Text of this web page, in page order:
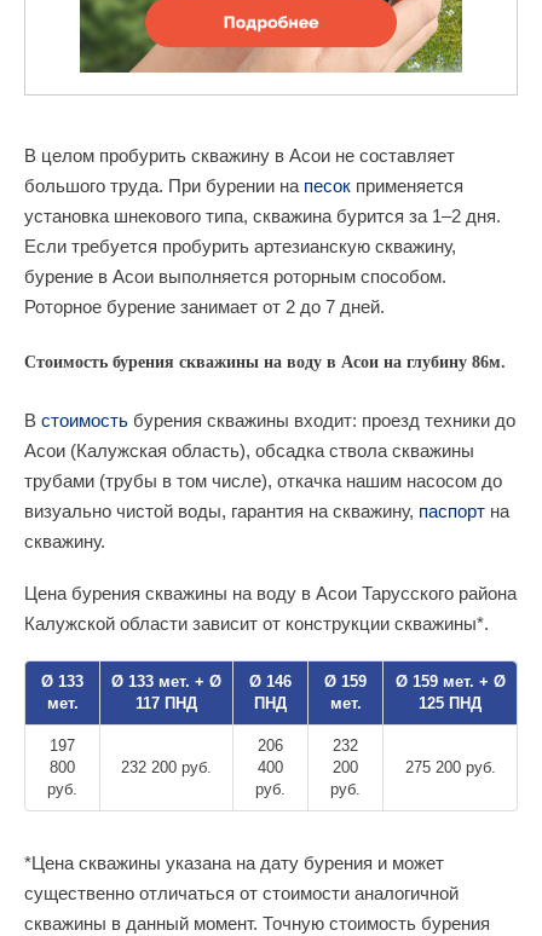
В целом пробурить скважину в Асои не составляет
большого труда. При бурении на песок применяется
установка шнекового типа, скважина бурится за 1–2 дня.
Если требуется пробурить артезианскую скважину,
бурение в Асои выполняется роторным способом.
Роторное бурение занимает от 2 до 7 дней.
Стоимость бурения скважины на воду в Асои на глубину 86м.
В стоимость бурения скважины входит: проезд техники до
Асои (Калужская область), обсадка ствола скважины
трубами (трубы в том числе), откачка нашим насосом до
визуально чистой воды, гарантия на скважину, паспорт на
скважину.
Цена бурения скважины на воду в Асои Тарусского района
Калужской области зависит от конструкции скважины*.
Ø 133
мет.
Ø 133 мет. + Ø
117 ПНД
Ø 146
ПНД
Ø 159
мет.
Ø 159 мет. + Ø
125 ПНД
197
800
руб.
232 200 руб.
206
400
руб.
232
200
руб.
275 200 руб.
*Цена скважины указана на дату бурения и может
существенно отличаться от стоимости аналогичной
скважины в данный момент. Точную стоимость бурения